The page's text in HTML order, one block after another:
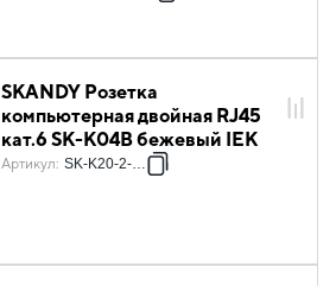
SKANDY Розетка
компьютерная двойная RJ45
кат.6 SK-K04B бежевый IEK
Артикул: SK-K20-2-K10